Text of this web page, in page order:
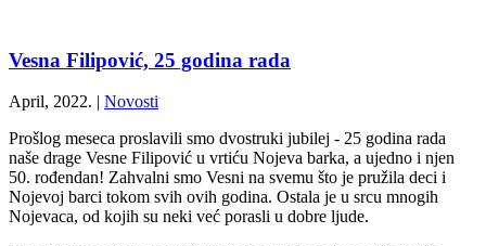
Vesna Filipović, 25 godina rada
April, 2022. | Novosti
Prošlog meseca proslavili smo dvostruki jubilej - 25 godina rada
naše drage Vesne Filipović u vrtiću Nojeva barka, a ujedno i njen
50. rođendan! Zahvalni smo Vesni na svemu što je pružila deci i
Nojevoj barci tokom svih ovih godina. Ostala je u srcu mnogih
Nojevaca, od kojih su neki već porasli u dobre ljude.